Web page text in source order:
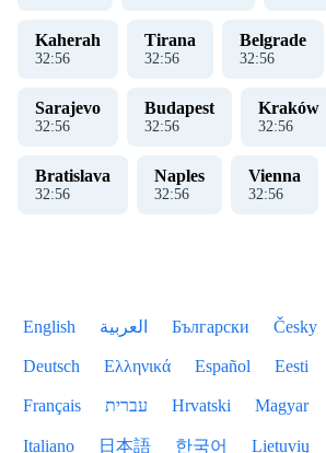
Kaherah
32:56
Tirana
32:56
Belgrade
32:56
Sarajevo
32:56
Budapest
32:56
Kraków
32:56
Bratislava
32:56
Naples
32:56
Vienna
32:56
English العربية Български Česky
Deutsch Ελληνικά Español Eesti
Français עברית Hrvatski Magyar
Italiano 日本語 한국어 Lietuvių